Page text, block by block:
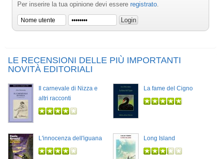
Per inserire la tua opinione devi essere registrato.
LE RECENSIONI DELLE PIÙ IMPORTANTI
NOVITÀ EDITORIALI
Il carnevale di Nizza e
altri racconti
La fame del Cigno
L'innocenza dell'iguana Long Island